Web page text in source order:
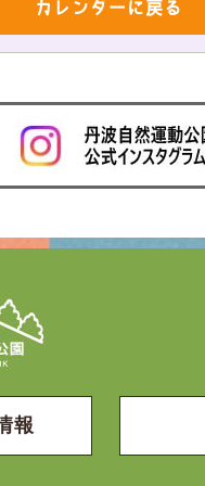
カレンダーに戻る
報